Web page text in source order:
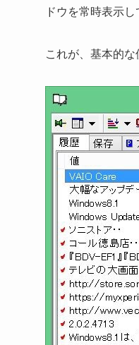
ドウを常時表示
これが、基本的な